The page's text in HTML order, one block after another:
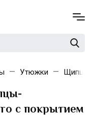
Утюжки Щипцы-
с покрытием